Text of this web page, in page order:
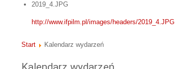
2019_4.JPG
http://www.ifpilm.pl/images/headers/2019_4.JPG
Start Kalendarz wydarzeń